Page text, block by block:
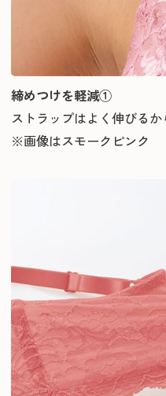
締めつけを軽減①
ストラップはよく伸びるか
※画像はスモークピンク